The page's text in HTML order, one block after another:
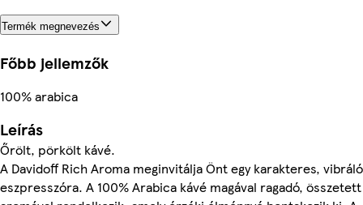
Termék megnevezés
Főbb jellemzők
100% arabica
Leírás
Őrölt, pörkölt kávé.
A Davidoff Rich Aroma meginvitálja Önt egy karakteres, vibráló
eszpresszóra. A 100% Arabica kávé magával ragadó, összetett